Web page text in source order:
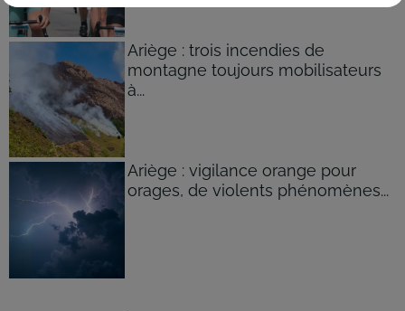
Ariège : trois incendies de
montagne toujours mobilisateurs
à...
Ariège : vigilance orange pour
orages, de violents phénomènes...